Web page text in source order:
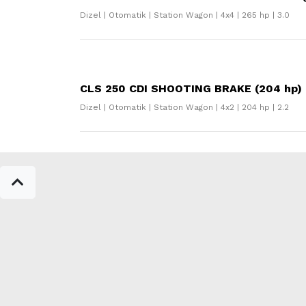
Dizel | Otomatik | Station Wagon | 4x4 | 265 hp | 3.0
CLS 250 CDI SHOOTING BRAKE (204
Dizel | Otomatik | Station Wagon | 4x2 | 204 hp | 2.2